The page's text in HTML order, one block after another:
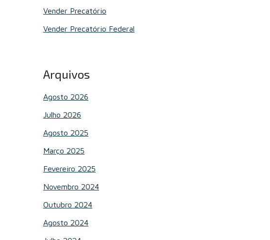
Vender Precatório
Vender Precatório Federal
Arquivos
Agosto 2026
Julho 2026
Agosto 2025
Março 2025
Fevereiro 2025
Novembro 2024
Outubro 2024
Agosto 2024